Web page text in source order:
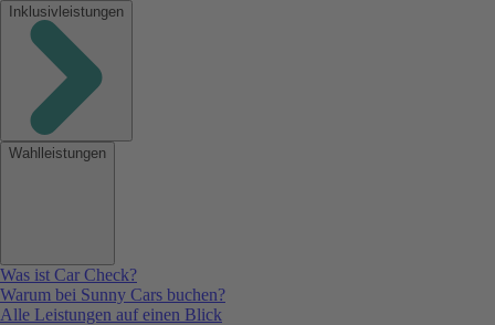
Inklusivleistungen
Wahlleistungen
Was ist Car Check?
Warum bei Sunny Cars buchen?
Alle Leistungen auf einen Blick